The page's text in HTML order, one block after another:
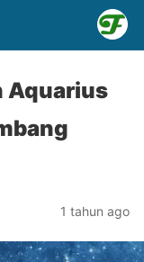
Aquarius
1 tahun ago